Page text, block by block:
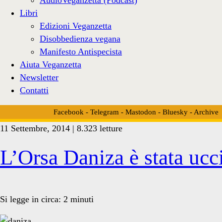
Libri
Edizioni Veganzetta
Disobbedienza vegana
Manifesto Antispecista
Aiuta Veganzetta
Newsletter
Contatti
Facebook - Telegram - Mastodon - Bluesky- Archive
11 Settembre, 2014 | 8.323 letture
L’Orsa Daniza è stata
Si legge in circa: 2 minuti